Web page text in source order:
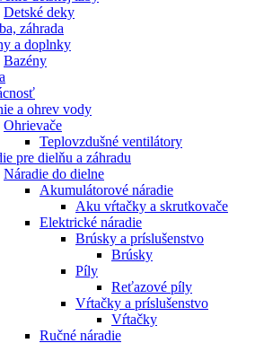
Detské deky
záhrada
a doplnky
Bazény
a ohrev vody
Ohrievače
Teplovzdušné ventilátory
pre dielňu a záhradu
Náradie do dielne
Akumulátorové náradie
Aku vŕtačky a skrutkovače
Elektrické náradie
Brúsky a príslušenstvo
Brúsky
Píly
Reťazové píly
Vŕtačky a príslušenstvo
Vŕtačky
Ručné náradie